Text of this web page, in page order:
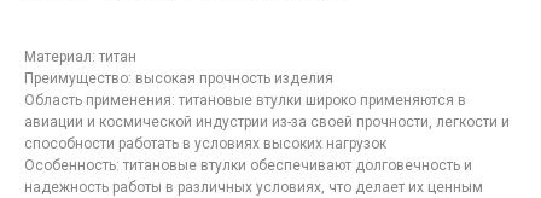
Материал: титан
Преимущество: высокая прочность изделия
Область применения: титановые втулки широко применяются в
авиации и космической индустрии из-за своей прочности, легкости и
способности работать в условиях высоких нагрузок
Особенность: титановые втулки обеспечивают долговечность и
надежность работы в различных условиях, что делает их ценным
по лазерной резке в
Москве